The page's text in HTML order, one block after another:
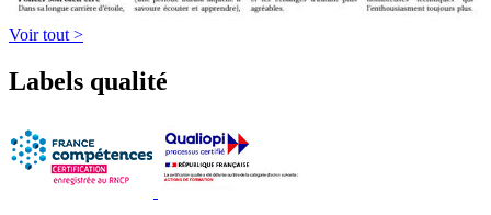
Voir tout >
Labels qualité